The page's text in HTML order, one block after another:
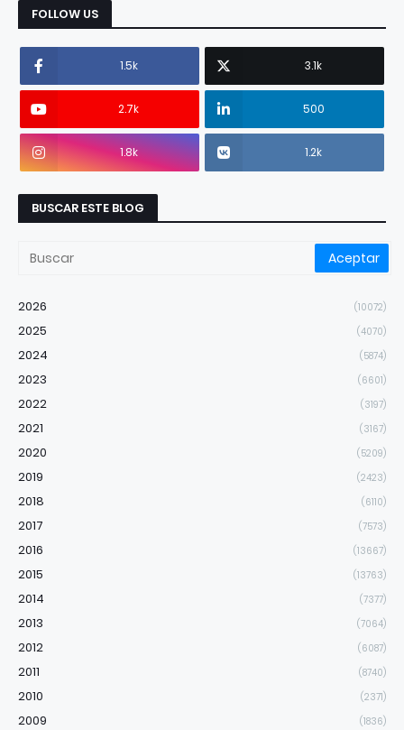
FOLLOW US
1.5k 3.1k
2.7k 500
1.8k 1.2k
BUSCAR ESTE BLOG
2026 (10072)
2025 (4070)
2024 (5874)
2023 (6601)
2022 (3197)
2021 (3167)
2020 (5209)
2019 (2423)
2018 (6110)
2017 (7573)
2016 (13667)
2015 (13763)
2014 (7377)
2013 (7064)
2012 (6087)
2011 (8740)
2010 (2371)
2009 (1836)